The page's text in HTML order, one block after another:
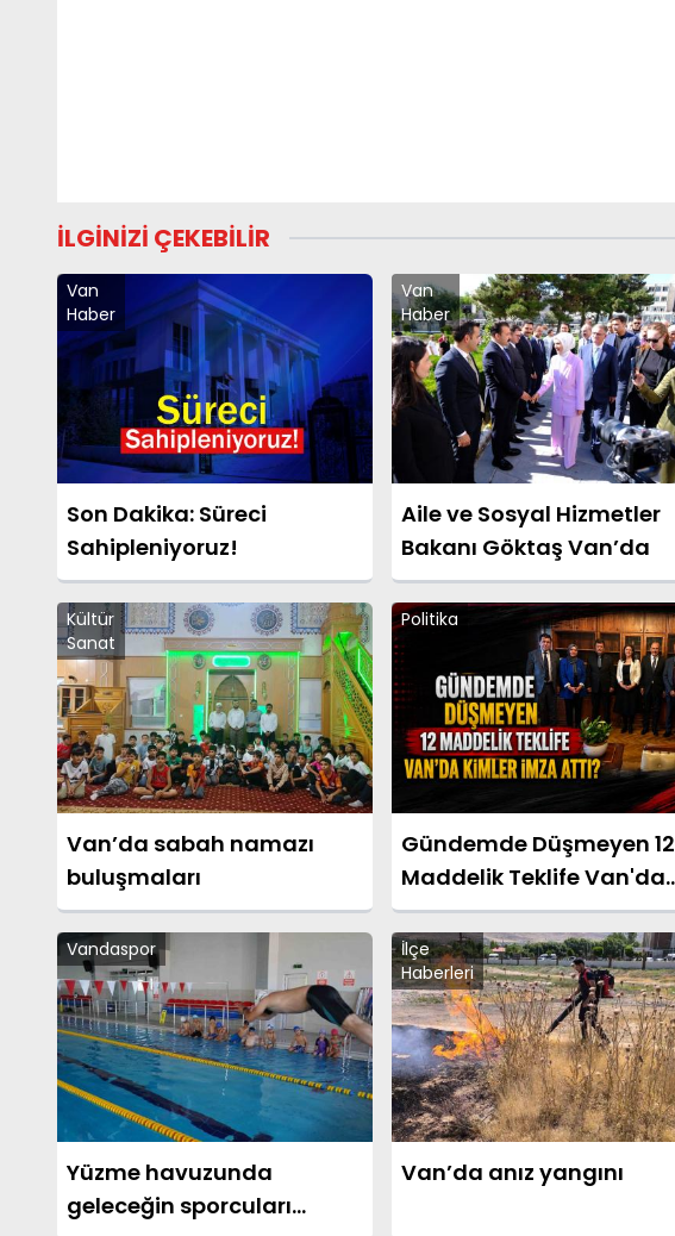
İLGİNİZİ ÇEKEBİLİR
Van
Haber
Son Dakika: Süreci
Sahipleniyoruz!
Van
Haber
Aile ve Sosyal Hizmetler
Bakanı Göktaş Van’da
Kültür
Sanat
Van’da sabah namazı
buluşmaları
Politika
Gündemde Düşmeyen 12
Maddelik Teklife Van'da
Kimler İmza Attı?
Vandaspor
Yüzme havuzunda
geleceğin sporcuları
İlçe
Haberleri
Van’da anız yangını